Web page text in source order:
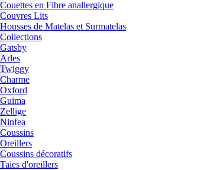
Couettes en Fibre anallergique
Couvres Lits
Housses de Matelas et Surmatelas
Collections
Gatsby
Arles
Twiggy
Charme
Oxford
Guima
Zellige
Ninfea
Coussins
Oreillers
Coussins décoratifs
Taies d'oreillers